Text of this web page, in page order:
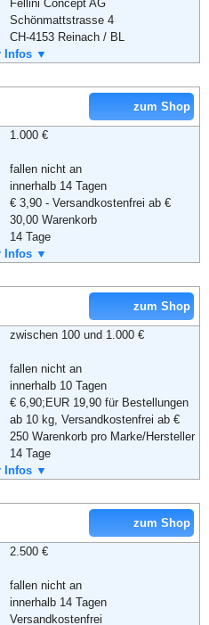
Fellini Concept AG
Schönmattstrasse 4
CH-4153 Reinach / BL
01805 89 89 13
Infos ▼
zum Shop
1.000 €
fallen nicht an
innerhalb 14 Tagen
€ 3,90 - Versandkostenfrei ab €
30,00 Warenkorb
14 Tage
Ja
Ideal Group KG
Hengstforde 2
26607 Aurich - Middels
04947 - 91 76 77
+49 (0) 4947 917655
info@moebel-ideal.de
Infos ▼
zum Shop
zwischen 100 und 1.000 €
fallen nicht an
innerhalb 10 Tagen
€ 6,90;EUR 19,90 für Bestellungen
ab 10 kg, Versandkostenfrei ab €
250 Warenkorb pro Marke/Hersteller
14 Tage
Ja
nach Produkt erfolgt die
Rücksendung individuell über
Paketdienst oder Spedition
Infos ▼
zum Shop
2.500 €
fallen nicht an
innerhalb 14 Tagen
Versandkostenfrei